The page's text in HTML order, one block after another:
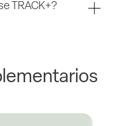
TRACK+?